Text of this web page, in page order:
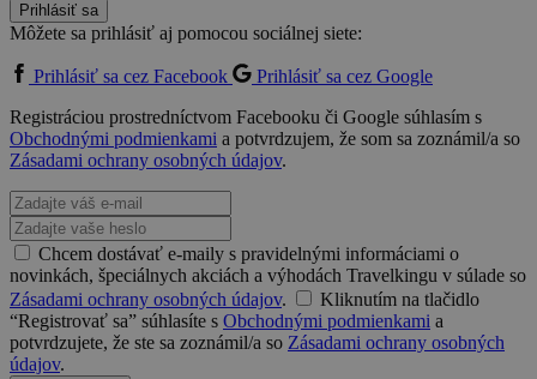
Prihlásiť sa
Môžete sa prihlásiť aj pomocou sociálnej siete:
Prihlásiť sa cez Facebook
Prihlásiť sa cez Google
Registráciou prostredníctvom Facebooku či Google súhlasím s
Obchodnými podmienkami a potvrdzujem, že som sa zoznámil/a so
Zásadami ochrany osobných údajov.
Chcem dostávať e-maily s pravidelnými informáciami o
novinkách, špeciálnych akciách a výhodách Travelkingu v súlade so
Zásadami ochrany osobných údajov.
Kliknutím na tlačidlo
“Registrovať sa” súhlasíte s Obchodnými podmienkami a
potvrdzujete, že ste sa zoznámil/a so Zásadami ochrany osobných
údajov.